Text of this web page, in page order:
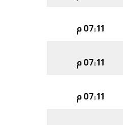
07:11 م
07:11 م
07:11 م